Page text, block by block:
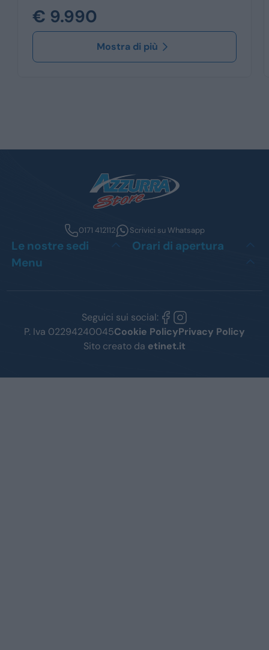
€ 9.990
Mostra di più
0171 412112 Scrivici su Whatsapp
Le nostre sedi
Orari di apertura
Menu
Seguici sui social:
P. Iva 02294240045Cookie PolicyPrivacy Policy
Sito creato da etinet.it